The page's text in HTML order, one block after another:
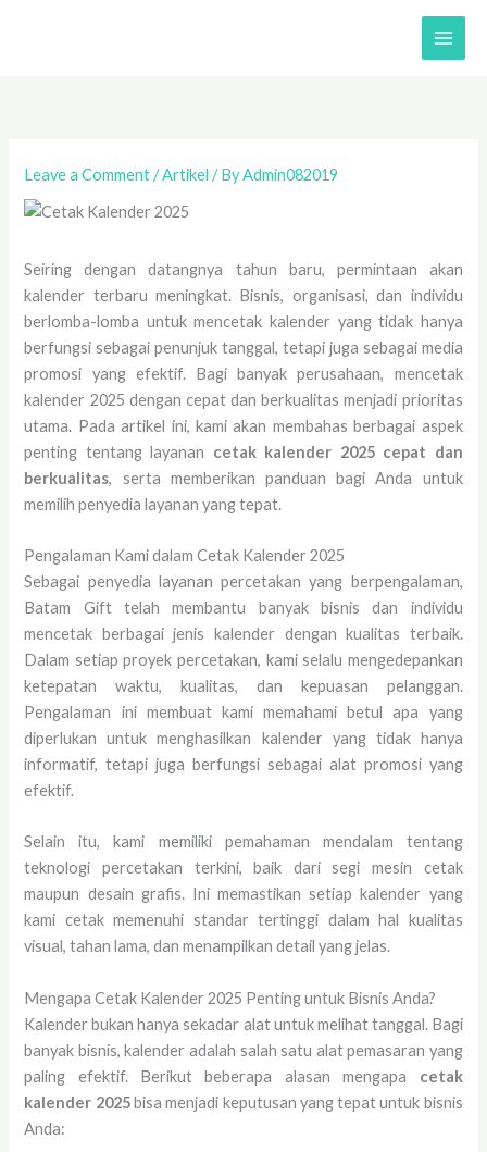
Leave a Comment /Artikel / ByAdmin082019
Seiring dengan datangnya tahun baru, permintaan akan
kalender terbaru meningkat. Bisnis, organisasi, dan individu
berlomba-lomba untuk mencetak kalender yang tidak hanya
berfungsi sebagai penunjuk tanggal, tetapi juga sebagai media
promosi yang efektif. Bagi banyak perusahaan, mencetak
kalender 2025 dengan cepat dan berkualitas menjadi prioritas
utama. Pada artikel ini, kami akan membahas berbagai aspek
penting tentang layanan cetak kalender 2025 cepat dan
berkualitas, serta memberikan panduan bagi Anda untuk
memilih penyedia layanan yang tepat.
Pengalaman Kami dalam Cetak Kalender 2025
Sebagai penyedia layanan percetakan yang berpengalaman,
Batam Gift telah membantu banyak bisnis dan individu
mencetak berbagai jenis kalender dengan kualitas terbaik.
Dalam setiap proyek percetakan, kami selalu mengedepankan
ketepatan waktu, kualitas, dan kepuasan pelanggan.
Pengalaman ini membuat kami memahami betul apa yang
diperlukan untuk menghasilkan kalender yang tidak hanya
informatif, tetapi juga berfungsi sebagai alat promosi yang
efektif.
Selain itu, kami memiliki pemahaman mendalam tentang
teknologi percetakan terkini, baik dari segi mesin cetak
maupun desain grafis. Ini memastikan setiap kalender yang
kami cetak memenuhi standar tertinggi dalam hal kualitas
visual, tahan lama, dan menampilkan detail yang jelas.
Mengapa Cetak Kalender 2025 Penting untuk Bisnis Anda?
Kalender bukan hanya sekadar alat untuk melihat tanggal. Bagi
banyak bisnis, kalender adalah salah satu alat pemasaran yang
paling efektif. Berikut beberapa alasan mengapa cetak
kalender 2025bisa menjadi keputusan yang tepat untuk bisnis
Anda: